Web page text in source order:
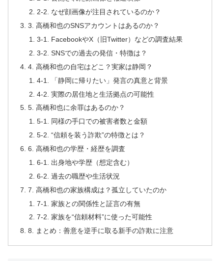
2-2. なぜ顔画像が注目されているのか？
3. 高橋和也のSNSアカウントはあるのか？
3-1. FacebookやX（旧Twitter）などの調査結果
3-2. SNSでの過去の発信・特徴は？
4. 高橋和也の自宅はどこ？実家は静岡？
4-1. 「静岡に帰りたい」発言の真意と背景
4-2. 実際の居住地と生活拠点の可能性
5. 高橋和也に余罪はあるのか？
5-1. 同様の手口での被害者数と金額
5-2. “信頼を装う詐欺”の特徴とは？
6. 高橋和也の学歴・経歴を調査
6-1. 出身地や学歴（想定含む）
6-2. 過去の職歴や生活状況
7. 高橋和也の家族構成は？孤立していたのか
7-1. 家族との関係性と証言の有無
7-2. 家族を“信頼材料”に使った可能性
8. まとめ：善意を逆手に取る新手の詐欺に注意